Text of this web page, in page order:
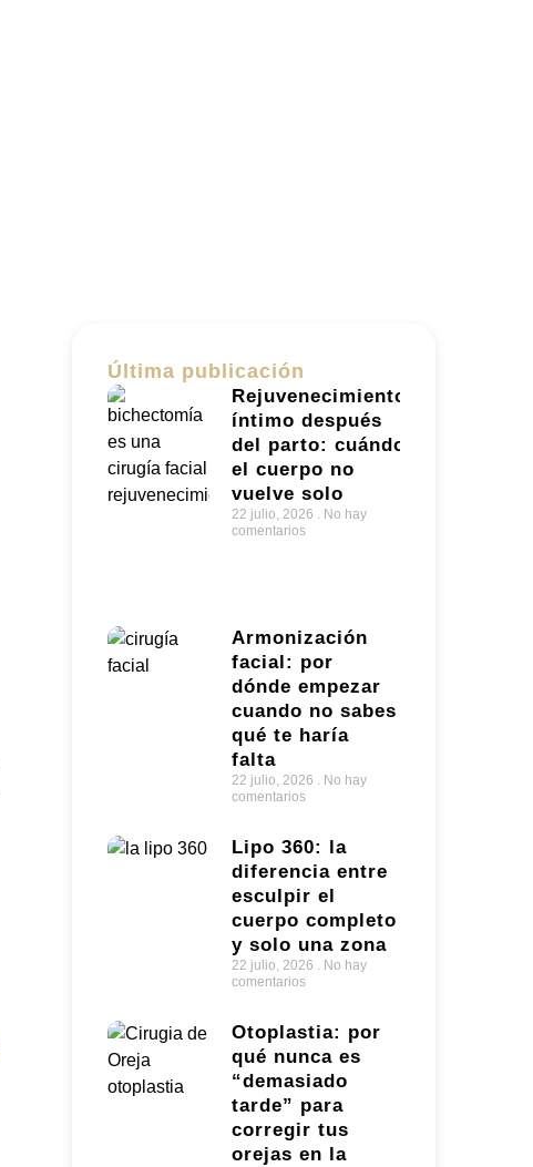
Última publicación
Rejuvenecimiento
íntimo después
del parto: cuándo
el cuerpo no
vuelve solo
22 julio, 2026
No hay
comentarios
Armonización
facial: por
dónde empezar
cuando no sabes
qué te haría
falta
22 julio, 2026
No hay
comentarios
Lipo 360: la
diferencia entre
esculpir el
cuerpo completo
y solo una zona
22 julio, 2026
No hay
comentarios
Otoplastia: por
qué nunca es
“demasiado
tarde” para
corregir tus
orejas en la